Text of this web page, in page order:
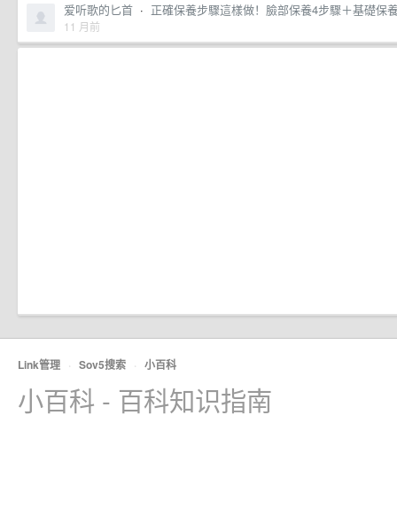
爱听歌的匕首 · 正確保養步驟這樣做！臉部保養4步驟＋基礎保
11 月前
Link管理 · Sov5搜索 · 小百科
小百科 - 百科知识指南